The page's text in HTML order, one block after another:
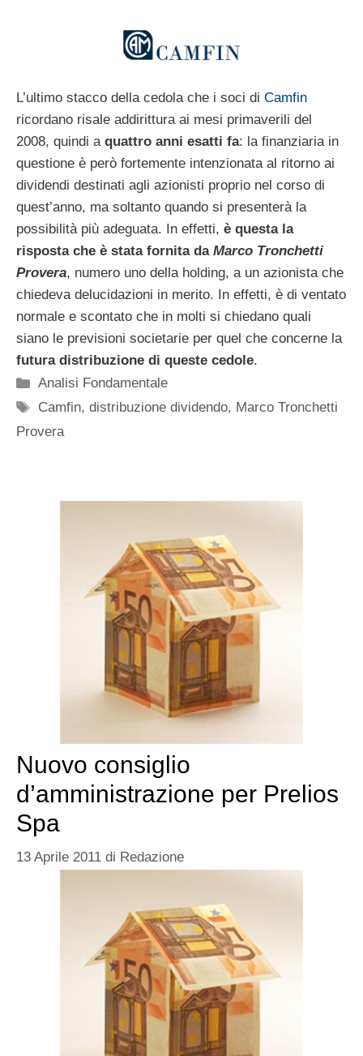
L’ultimo stacco della cedola che i soci di Camfin
ricordano risale addirittura ai mesi primaverili del
2008, quindi a quattro anni esatti fa: la finanziaria in
questione è però fortemente intenzionata al ritorno ai
dividendi destinati agli azionisti proprio nel corso di
quest’anno, ma soltanto quando si presenterà la
possibilità più adeguata. In effetti, è questa la
risposta che è stata fornita da Marco Tronchetti
Provera, numero uno della holding, a un azionista che
chiedeva delucidazioni in merito. In effetti, è di ventato
normale e scontato che in molti si chiedano quali
siano le previsioni societarie per quel che concerne la
futura distribuzione di queste cedole.
Categorie
Analisi Fondamentale
Tag
Camfin,distribuzione dividendo, Marco Tronchetti
Provera
Nuovo consiglio
d’amministrazione per Prelios
Spa
13 Aprile 2011 di Redazione